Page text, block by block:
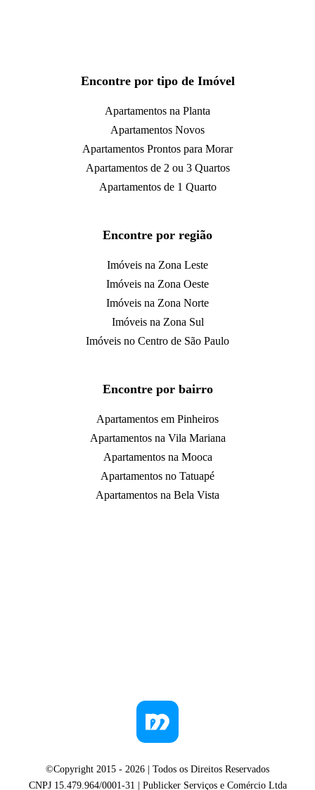
Encontre por tipo de Imóvel
Apartamentos na Planta
Apartamentos Novos
Apartamentos Prontos para Morar
Apartamentos de 2 ou 3 Quartos
Apartamentos de 1 Quarto
Encontre por região
Imóveis na Zona Leste
Imóveis na Zona Oeste
Imóveis na Zona Norte
Imóveis na Zona Sul
Imóveis no Centro de São Paulo
Encontre por bairro
Apartamentos em Pinheiros
Apartamentos na Vila Mariana
Apartamentos na Mooca
Apartamentos no Tatuapé
Apartamentos na Bela Vista
©Copyright 2015 - 2026 | Todos os Direitos Reservados
CNPJ 15.479.964/0001-31 | Publicker Serviços e Comércio Ltda